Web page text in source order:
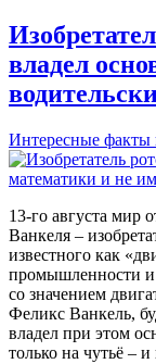
владел
Интересные факты
13-го августа мир
Ванкеля –
известного как
промышленности и
со значением
Феликс Ванкель,
владел при этом
только на чутьё –